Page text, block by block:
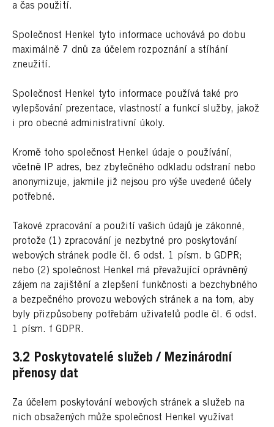
a čas použití.
Společnost Henkel tyto informace uchovává po dobu
maximálně 7 dnů za účelem rozpoznání a stíhání
zneužití.
Společnost Henkel tyto informace používá také pro
vylepšování prezentace, vlastností a funkcí služby, jakož
i pro obecné administrativní úkoly.
Kromě toho společnost Henkel údaje o používání,
včetně IP adres, bez zbytečného odkladu odstraní nebo
anonymizuje, jakmile již nejsou pro výše uvedené účely
potřebné.
Takové zpracování a použití vašich údajů je zákonné,
protože (1) zpracování je nezbytné pro poskytování
webových stránek podle čl. 6 odst. 1 písm. b GDPR;
nebo (2) společnost Henkel má převažující oprávněný
zájem na zajištění a zlepšení funkčnosti a bezchybného
a bezpečného provozu webových stránek a na tom, aby
byly přizpůsobeny potřebám uživatelů podle čl. 6 odst.
1 písm. f GDPR.
3.2 Poskytovatelé služeb / Mezinárodní
přenosy dat
Za účelem poskytování webových stránek a služeb na
nich obsažených může společnost Henkel využívat